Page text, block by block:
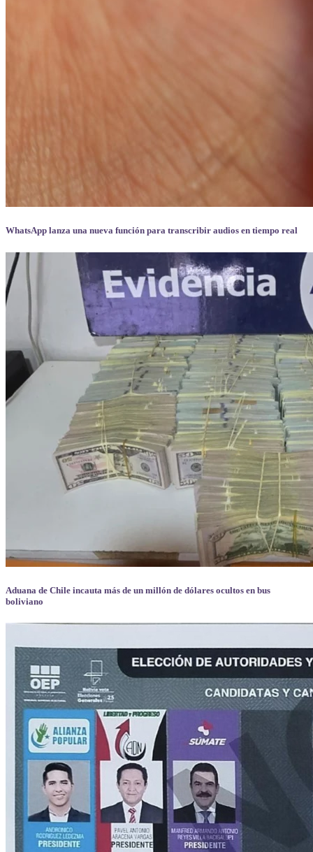
WhatsApp lanza una nueva función para transcribir audios en tiempo real
Aduana de Chile incauta más de un millón de dólares ocultos en bus
boliviano